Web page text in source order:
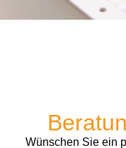
Wünschen Sie ein